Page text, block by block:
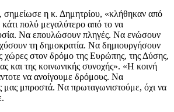
σημείωσε η κ. Δημητρίου, «κλήθηκαν από
κάτι πολύ μεγαλύτερο από το να
Να επουλώσουν πληγές. Να ενώσουν
τη δημοκρατία. Να δημιουργήσουν
χώρες στον δρόμο της Ευρώπης, της Δύσης,
και της κοινωνικής συνοχής». «Η κοινή
να ανοίγουμε δρόμους. Να
μας μπροστά. Να πρωταγωνιστούμε, όχι να